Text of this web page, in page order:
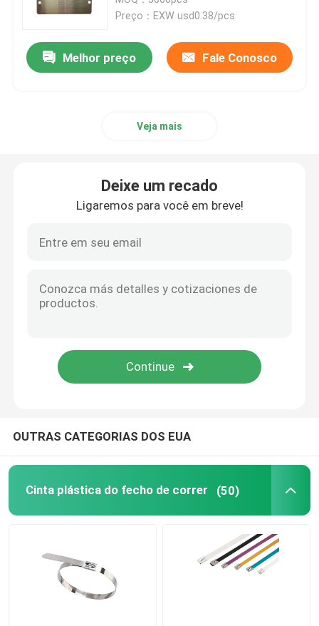
Glândula de cabo elétrico
Selo plástico da segurança
ferramentas da cinta plástica
Preço：EXW usd0.38/pcs
Melhor preço Fale Conosco
Veja mais
Deixe um recado
Ligaremos para você em breve!
OUTRAS CATEGORIAS DOS EUA
Cinta plástica do fecho de correr (50)